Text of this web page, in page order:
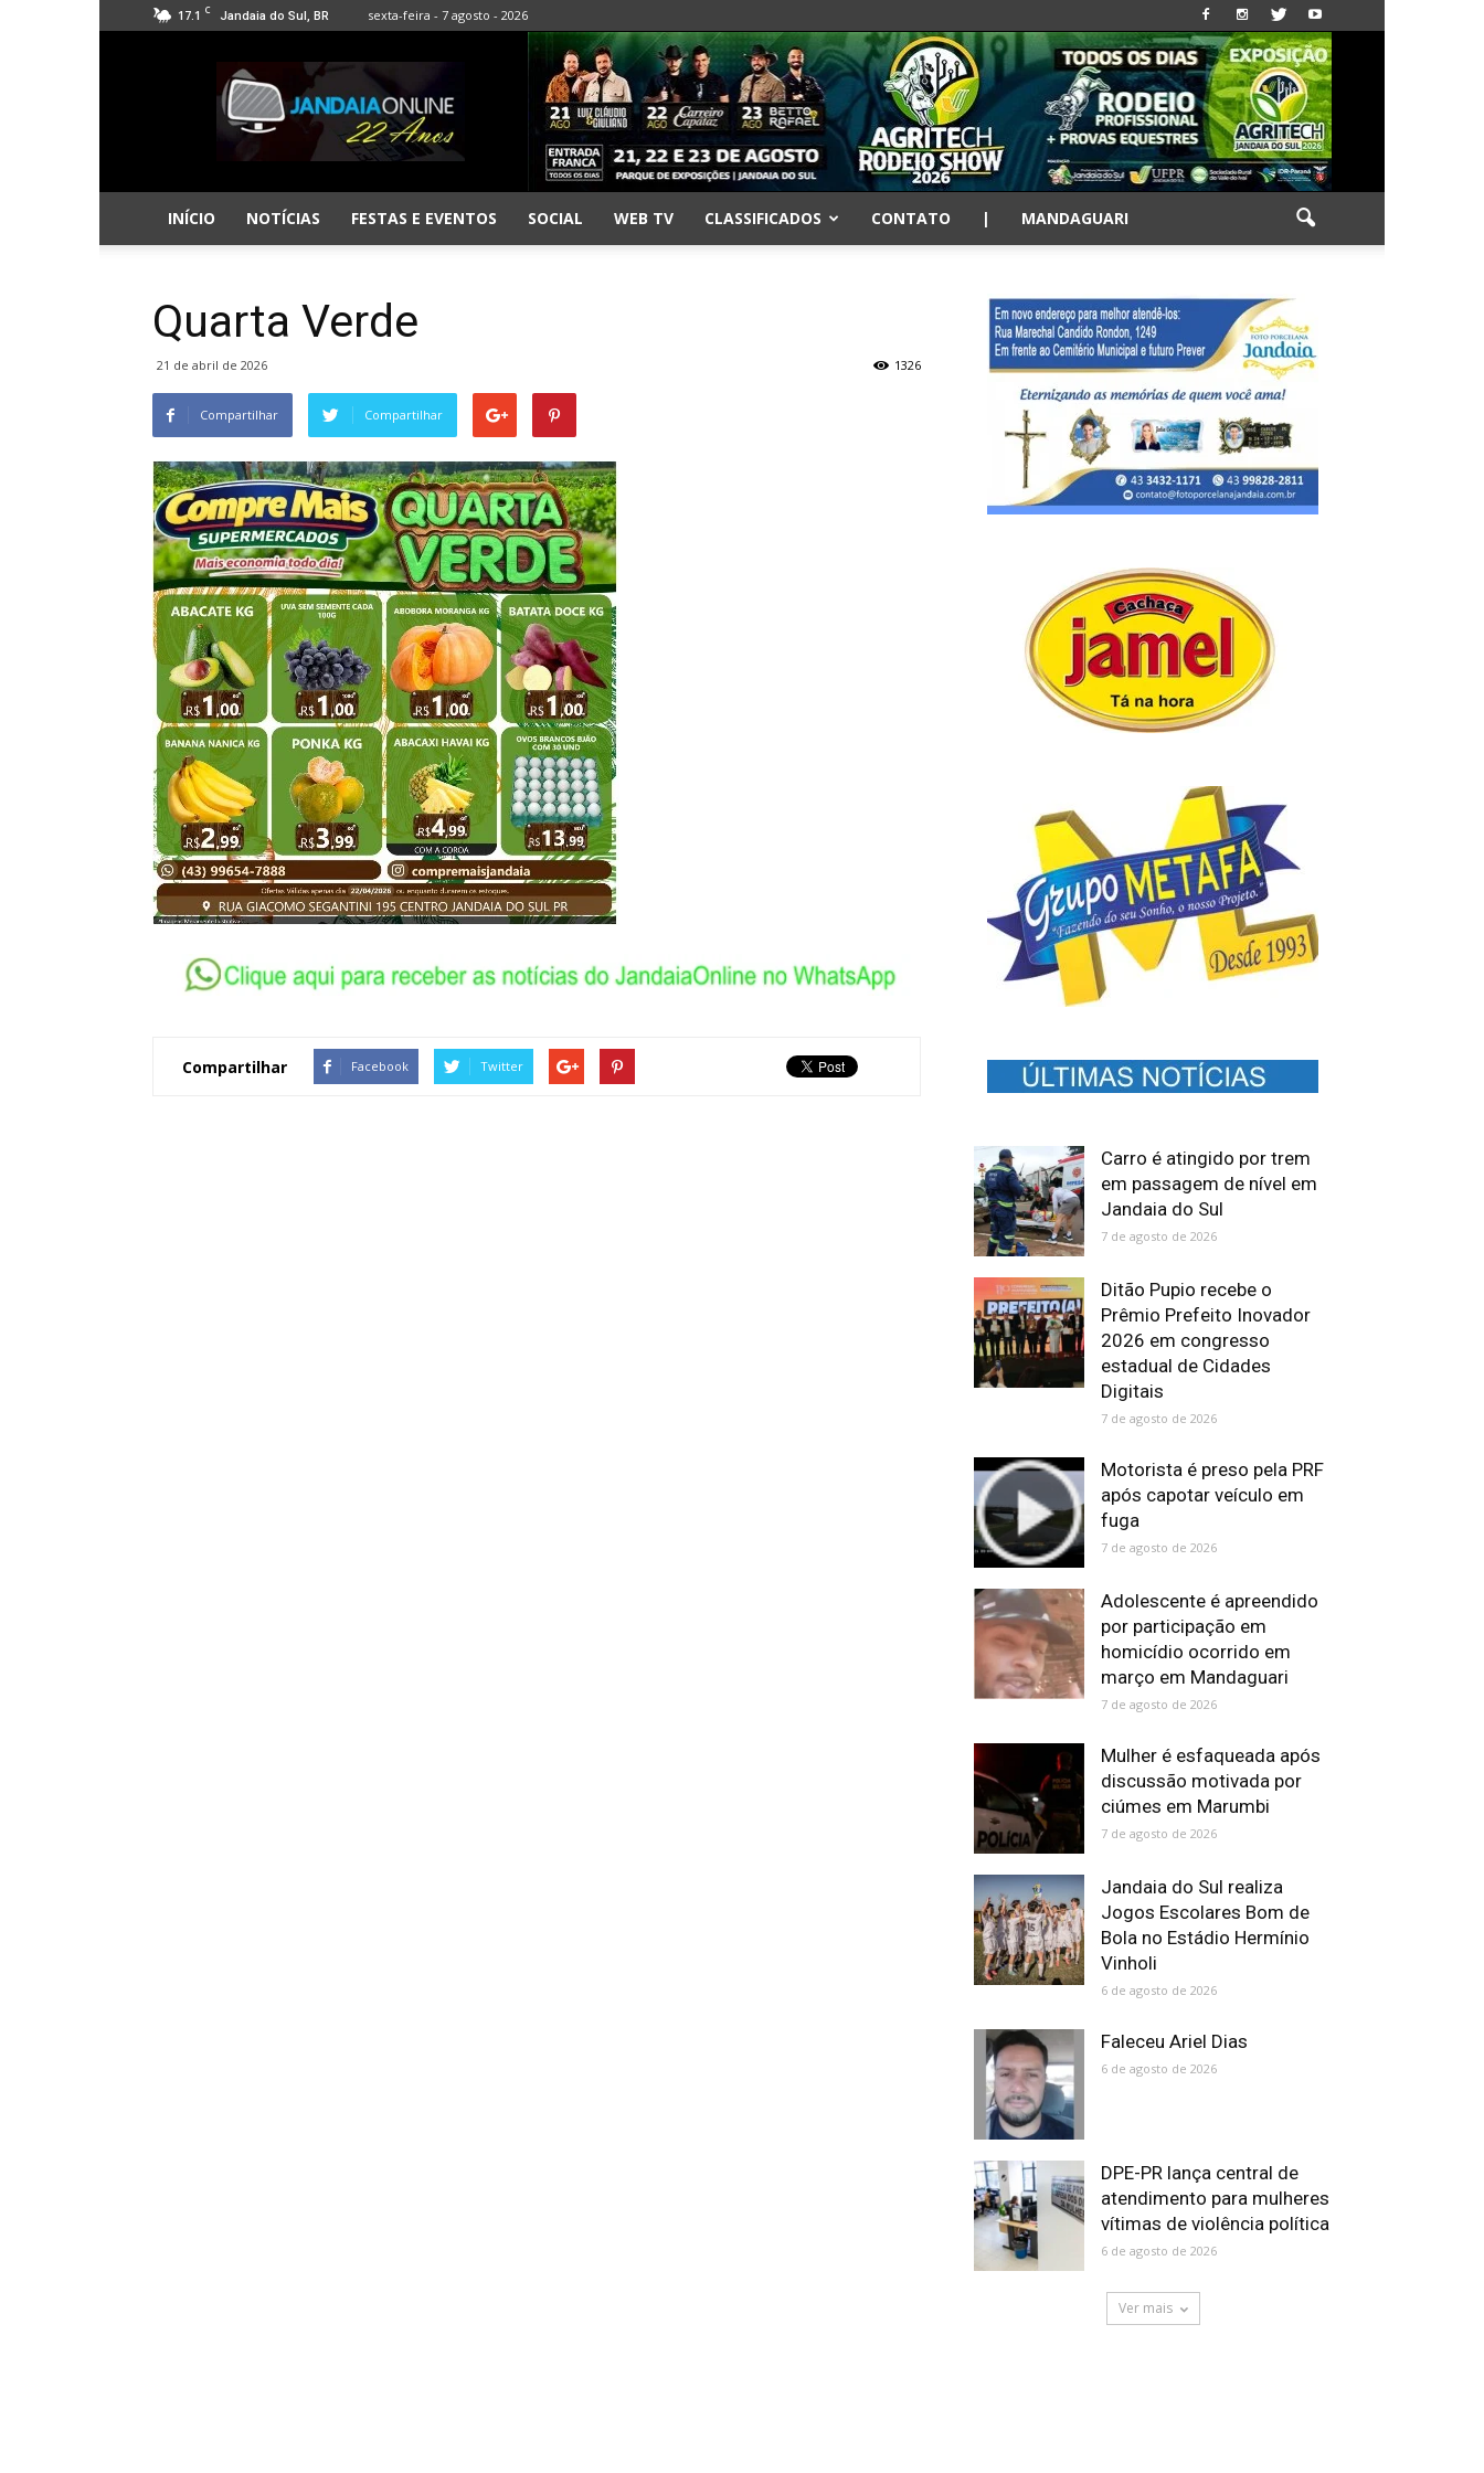
17.1 C Jandaia do Sul, BR sexta-feira - 7 agosto - 2026
Jandaia
Online
INÍCIO NOTÍCIAS FESTAS E EVENTOS SOCIAL WEB TV CLASSIFICADOS CONTATO | MANDAGUARI
Quarta Verde
21 de abril de 2026 1326
Compartilhar Compartilhar
Compartilhar Facebook Twitter
Carro é atingido por trem
em passagem de nível em
Jandaia do Sul
7 de agosto de 2026
Ditão Pupio recebe o
Prêmio Prefeito Inovador
2026 em congresso
estadual de Cidades
Digitais
7 de agosto de 2026
Motorista é preso pela PRF
após capotar veículo em
fuga
7 de agosto de 2026
Adolescente é apreendido
por participação em
homicídio ocorrido em
março em Mandaguari
7 de agosto de 2026
Mulher é esfaqueada após
discussão motivada por
ciúmes em Marumbi
7 de agosto de 2026
Jandaia do Sul realiza
Jogos Escolares Bom de
Bola no Estádio Hermínio
Vinholi
6 de agosto de 2026
Faleceu Ariel Dias
6 de agosto de 2026
DPE-PR lança central de
atendimento para mulheres
vítimas de violência política
6 de agosto de 2026
Ver mais